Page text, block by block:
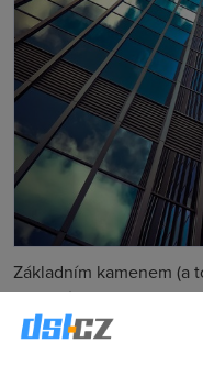
Základním kamenem (a
Spaceti a Vodafonuje
zařízení s čistým oblým